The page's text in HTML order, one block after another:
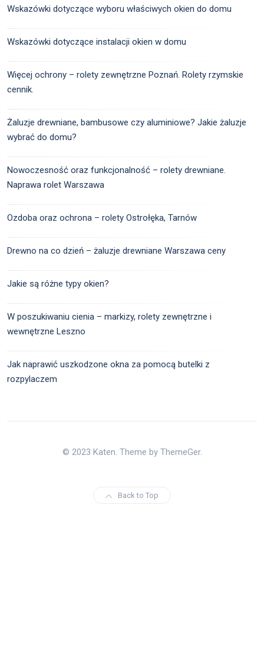
Wskazówki dotyczące wyboru właściwych okien do domu
Wskazówki dotyczące instalacji okien w domu
Więcej ochrony – rolety zewnętrzne Poznań. Rolety rzymskie
cennik.
Żaluzje drewniane, bambusowe czy aluminiowe? Jakie żaluzje
wybrać do domu?
Nowoczesność oraz funkcjonalność – rolety drewniane.
Naprawa rolet Warszawa
Ozdoba oraz ochrona – rolety Ostrołęka, Tarnów
Drewno na co dzień – żaluzje drewniane Warszawa ceny
Jakie są różne typy okien?
W poszukiwaniu cienia – markizy, rolety zewnętrzne i
wewnętrzne Leszno
Jak naprawić uszkodzone okna za pomocą butelki z
rozpylaczem
© 2023 Katen. Theme by ThemeGer.
Back to Top